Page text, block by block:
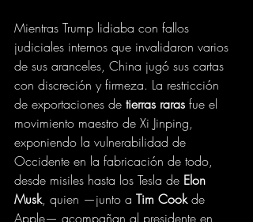
Mientras Trump lidiaba con fallos
judiciales internos que invalidaron varios
de sus aranceles, China jugó sus cartas
con discreción y firmeza. La restricción
de exportaciones de tierras raras fue el
movimiento maestro de Xi Jinping,
exponiendo la vulnerabilidad de
Occidente en la fabricación de todo,
desde misiles hasta los Tesla de Elon
Musk, quien —junto a Tim Cook de
Apple— acompañan al presidente en